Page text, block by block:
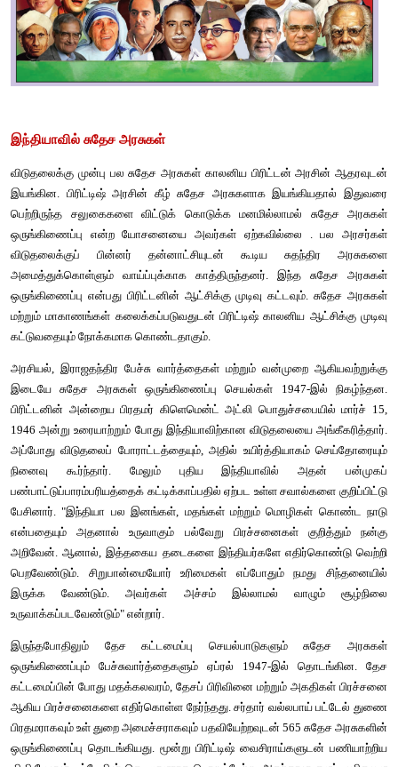
இ) குண்டு முழங்கும் உரிமை பெறாத சுதேச அரசுகள்
565 சுதேச அரசுகளில் 117 முதல் 120 வரை மட்டுமே குண்டு
உரிமையை பெற்றிருந்தன.
பிற சுதேச அரசுகள் பிரிட்டிஷ் அரசுகளுக்கு கீழ் இருந்தபோதும்
பெறாமல் இருந்ததற்கான வேறு காரணங்களும் இருந்தன.
1) சில சுதேச அரசுகள் இந்த முழங்கும் முறையை
2) சில சுதேச அரசுகள் இம்முறையை தங்களுக்கான
கருதினர்.
3) சில சுதேச அரசுகளின் ஆட்சி மாறின. ஆனால் தங்களது
ஓய்வூதியத்தையும் பயன்படுத்தினர்.
செயல்பாடு
கீழ்க்கண்ட தலைவர்களை அடையாளம் கண்டு அவர்களின்
உனது நண்பர்களுடன் விவாதம் செய்க.